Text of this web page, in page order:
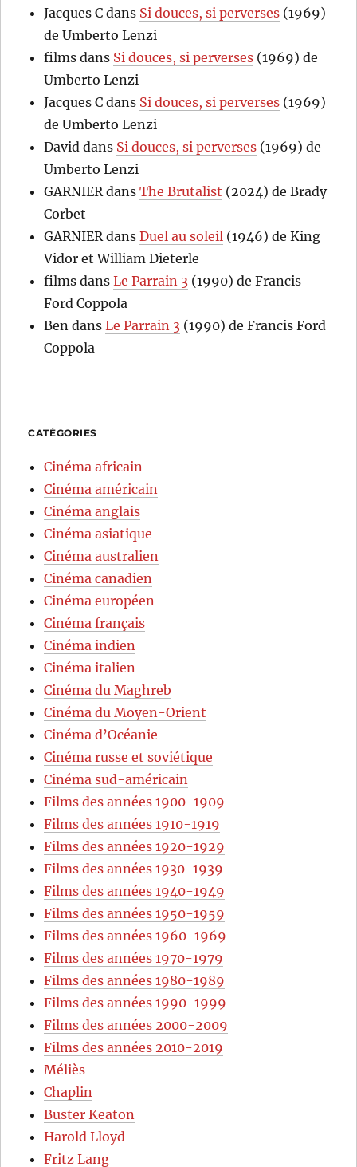
Jacques C dans Si douces, si perverses (1969)
de Umberto Lenzi
films dans Si douces, si perverses (1969) de
Umberto Lenzi
Jacques C dans Si douces, si perverses (1969)
de Umberto Lenzi
David dans Si douces, si perverses (1969) de
Umberto Lenzi
GARNIERdansThe Brutalist (2024) de Brady
Corbet
GARNIERdansDuel au soleil (1946) de King
Vidor et William Dieterle
films dansLe Parrain 3 (1990) de Francis
Ford Coppola
Ben dansLe Parrain 3 (1990) de Francis Ford
Coppola
CATÉGORIES
Cinéma africain
Cinéma américain
Cinéma anglais
Cinéma asiatique
Cinéma australien
Cinéma canadien
Cinéma européen
Cinéma français
Cinéma indien
Cinéma italien
Cinéma du Maghreb
Cinéma du Moyen-Orient
Cinéma d’Océanie
Cinéma russe et soviétique
Cinéma sud-américain
Films des années 1900-1909
Films des années 1910-1919
Films des années 1920-1929
Films des années 1930-1939
Films des années 1940-1949
Films des années 1950-1959
Films des années 1960-1969
Films des années 1970-1979
Films des années 1980-1989
Films des années 1990-1999
Films des années 2000-2009
Films des années 2010-2019
Méliès
Chaplin
Buster Keaton
Harold Lloyd
Fritz Lang